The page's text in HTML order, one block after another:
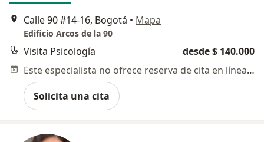
Calle 90 #14-16, Bogotá • Mapa
Edificio Arcos de la 90
Visita Psicología
desde $ 140.000
Este especialista no ofrece reserva de cita en línea en esta dirección.
Solicita una cita